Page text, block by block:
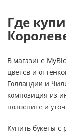
Где
В магазине
цветов и
Голландии и
композиция из
позвоните и
Купить букеты